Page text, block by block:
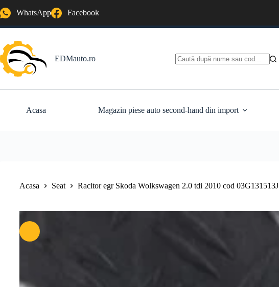
la
WhatsApp Facebook
EDMauto.ro
Acasa Magazin piese auto second-hand din import
Acasa Seat Racitor egr Skoda Wolkswagen 2.0 tdi 2010 cod 03G131513J